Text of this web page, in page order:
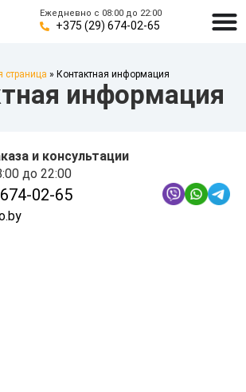
Ежедневно с 08:00 до 22:00
+375 (29) 674-02-65
страница » Контактная информация
информация
и консультации
до 22:00
02-65